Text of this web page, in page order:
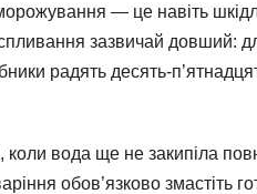
— це навіть
зазвичай довший:
радять десять-
вода ще не закипіла
обов’язково змастіть